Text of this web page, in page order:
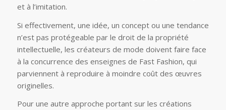
et à l’imitation.
Si effectivement, une idée, un concept ou une tendance
n’est pas protégeable par le droit de la propriété
intellectuelle, les créateurs de mode doivent faire face
à la concurrence des enseignes de Fast Fashion, qui
parviennent à reproduire à moindre coût des œuvres
originelles.
Pour une autre approche portant sur les créations